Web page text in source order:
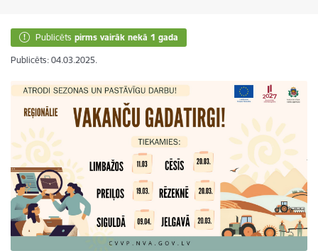
Publicēts pirms vairāk nekā 1 gada
Publicēts: 04.03.2025.